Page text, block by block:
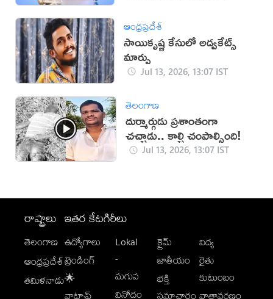
ఆంధ్రప్రదేశ్
సాయికృష్ణ కేసులో అడ్వకేట్స్
మార్పు
Jul 13, 2026, 13:07 IST
తెలంగాణ
దుర్మార్గుడు ప్రశాంతంగా
చచ్చాడు.. కాల్చి చంపాల్సింది!
Jul 13, 2026, 13:07 IST
రాష్ట్రాలు
తెలంగాణ
ఆంధ్రప్రదేశ్
తమిళనాడు
ఇతర కేటగిరీలు
ఉద్యోగాలు
ట్రెండింగ్
🌟
Lokal
-
మగువ
వినోదం
క్రైమ్
జాతీయం
భక్తి
విద్య
రైతు
కుటుంబం